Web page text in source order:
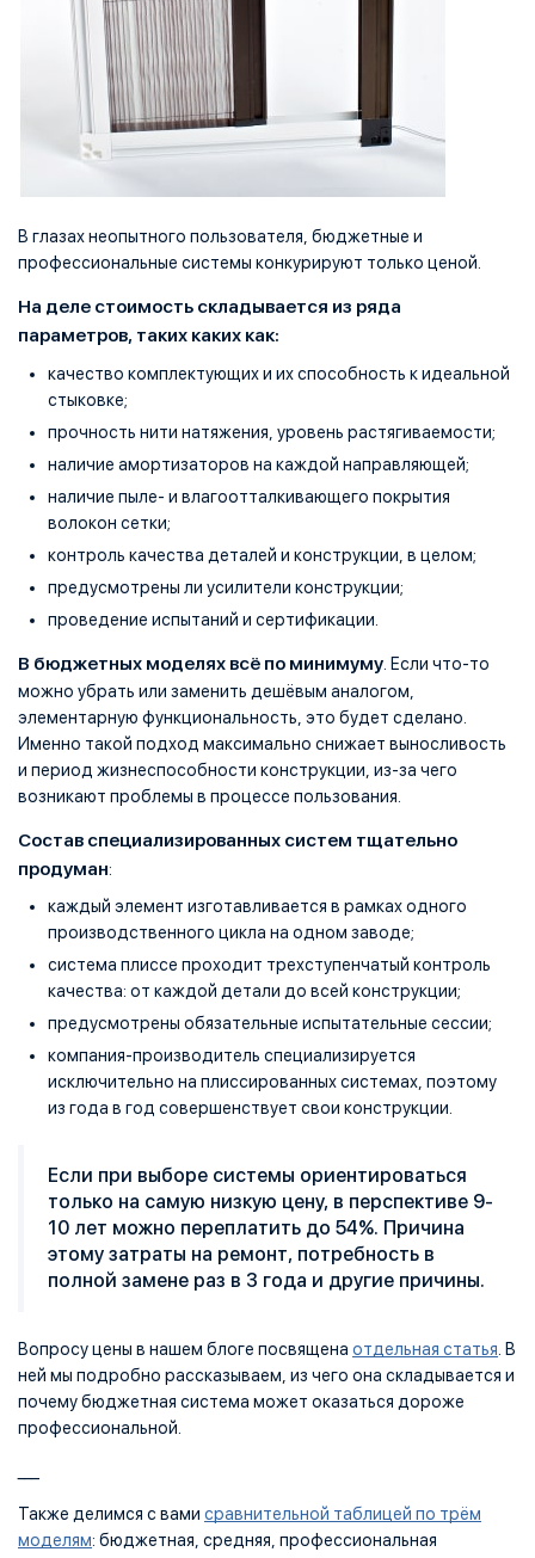
В глазах неопытного пользователя, бюджетные и
профессиональные системы конкурируют только ценой.
На деле стоимость складывается из ряда
параметров, таких каких как:
качество комплектующих и их способность к идеальной
стыковке;
прочность нити натяжения, уровень растягиваемости;
наличие амортизаторов на каждой направляющей;
наличие пыле- и влагоотталкивающего покрытия
волокон сетки;
контроль качества деталей и конструкции, в целом;
предусмотрены ли усилители конструкции;
проведение испытаний и сертификации.
В бюджетных моделях всё по минимуму . Если что-то
можно убрать или заменить дешёвым аналогом,
элементарную функциональность, это будет сделано.
Именно такой подход максимально снижает выносливость
и период жизнеспособности конструкции, из-за чего
возникают проблемы в процессе пользования.
Состав специализированных систем тщательно
продуман:
каждый элемент изготавливается в рамках одного
производственного цикла на одном заводе;
система плиссе проходит трехступенчатый контроль
качества: от каждой детали до всей конструкции;
предусмотрены обязательные испытательные сессии;
компания-производитель специализируется
исключительно на плиссированных системах, поэтому
из года в год совершенствует свои конструкции.
Если при выборе системы ориентироваться
только на самую низкую цену, в перспективе 9-
10 лет можно переплатить до 54%. Причина
этому затраты на ремонт, потребность в
полной замене раз в 3 года и другие причины.
Вопросу цены в нашем блоге посвящена отдельная статья . В
ней мы подробно рассказываем, из чего она складывается и
почему бюджетная система может оказаться дороже
профессиональной.
Также делимся с вами сравнительной таблицей по трём
моделям: бюджетная, средняя, профессиональная